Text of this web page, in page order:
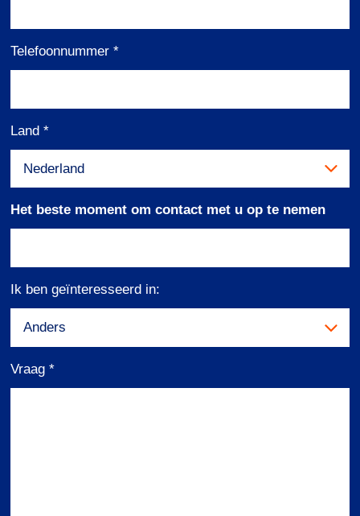
Telefoonnummer*
Land*
Het beste moment om contact met u op te nemen
Ik ben geïnteresseerd in:
Vraag*